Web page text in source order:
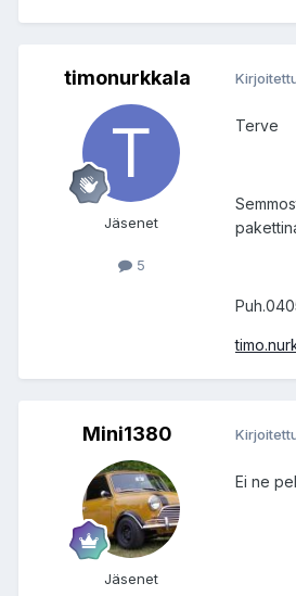
timonurkkala
Jäsenet
5
Terve
Mini1380
Jäsenet
Ei ne